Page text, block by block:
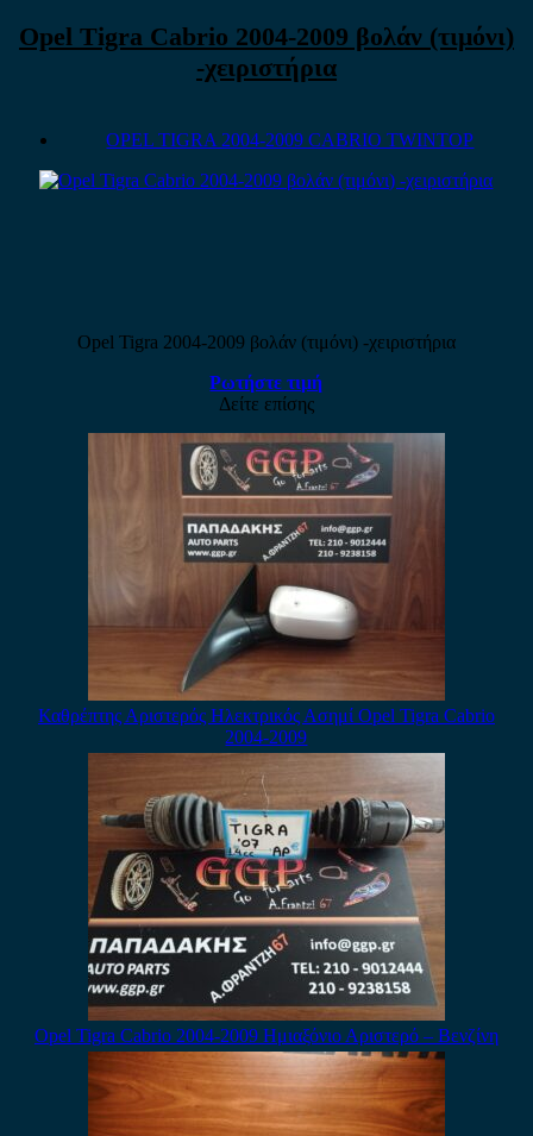
Opel Tigra Cabrio 2004-2009 βολάν (τιμόνι)
-χειριστήρια
OPEL TIGRA 2004-2009 CABRIO TWINTOP
Opel Tigra 2004-2009 βολάν (τιμόνι) -χειριστήρια
Ρωτήστε τιμή
Δείτε επίσης
Καθρέπτης Αριστερός Ηλεκτρικός Ασημί Opel Tigra Cabrio
2004-2009
Opel Tigra Cabrio 2004-2009 Ημιαξόνιο Αριστερό – Βενζίνη